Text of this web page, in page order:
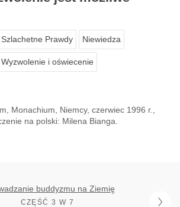
Prawdy Niewiedza
Wyzwolenie i oświecenie
Monachium, Niemcy, czerwiec 1996 r.,
na polski: Milena Bianga.
buddyzmu na Ziemię
CZĘŚĆ 3 W 7